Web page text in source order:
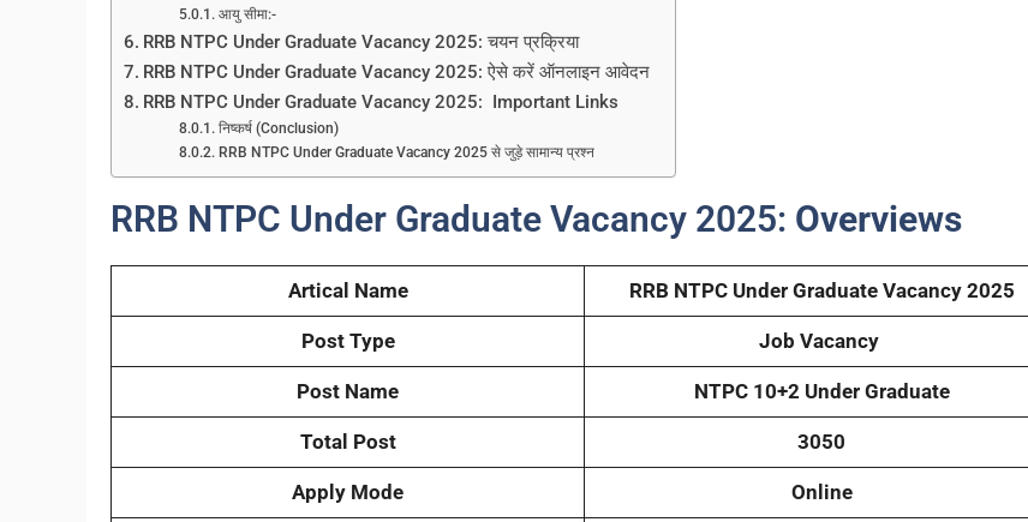
आयु सीमा:-
RRB NTPC Under Graduate Vacancy 2025: चयन प्रक्रिया
RRB NTPC Under Graduate Vacancy 2025: ऐसे करें ऑनलाइन आवेदन
RRB NTPC Under Graduate Vacancy 2025: Important Links
निष्कर्ष (Conclusion)
RRB NTPC Under Graduate Vacancy 2025 से जुड़े सामान्य प्रश्न
RRB NTPC Under Graduate Vacancy 2025: Overviews
Artical Name RRB NTPC Under Graduate Vacancy 2025
Post Type Job Vacancy
Post Name NTPC 10+2 Under Graduate
Total Post 3050
Apply Mode Online